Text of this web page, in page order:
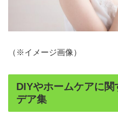
（※イメージ画像）
DIYやホームケアに
デア集